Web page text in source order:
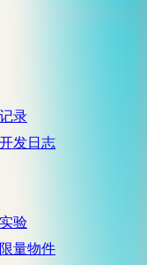
录
发日志
验
量物件